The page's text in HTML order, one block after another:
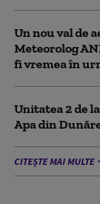
Un nou val de
Meteorolog
fi vremea în
Unitatea 2 de
Apa din
CITEȘTE MAI MULTE